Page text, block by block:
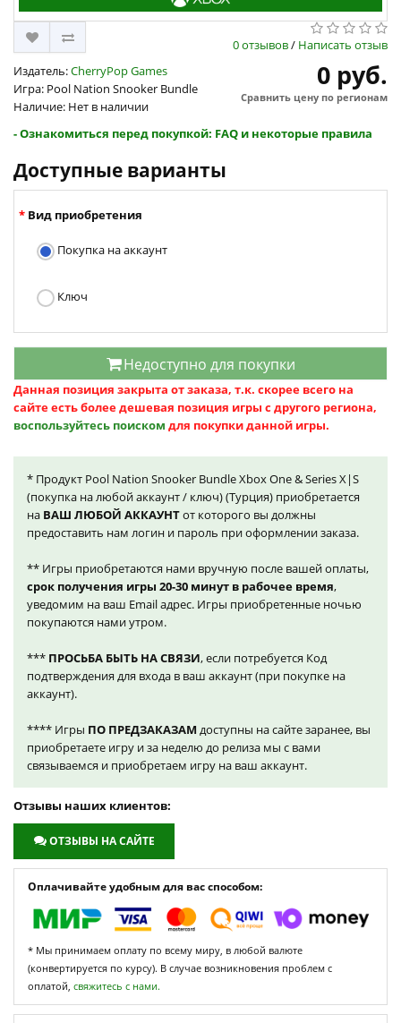
0 отзывов/ Написать отзыв
Издатель:CherryPop Games
Игра: Pool Nation Snooker Bundle
Наличие: Нет в наличии
0 руб.
Сравнить цену по регионам
- Ознакомиться перед покупкой: FAQ и некоторые правила
Доступные варианты
Вид приобретения
Покупка на аккаунт
Ключ
Недоступно для покупки
Данная позиция закрыта от заказа, т.к. скорее всего на
сайте есть более дешевая позиция игры с другого региона,
воспользуйтесь поиском для покупки данной игры.
* Продукт Pool Nation Snooker Bundle Xbox One & Series X|S
(покупка на любой аккаунт / ключ) (Турция) приобретается
на ВАШ ЛЮБОЙ АККАУНТот которого вы должны
предоставить нам логин и пароль при оформлении заказа.
** Игры приобретаются нами вручную после вашей оплаты,
срок получения игры 20-30 минут в рабочее время,
уведомим на ваш Email адрес. Игры приобретенные ночью
покупаются нами утром.
*** ПРОСЬБА БЫТЬ НА СВЯЗИ, если потребуется Код
подтверждения для входа в ваш аккаунт (при покупке на
аккаунт).
**** Игры ПО ПРЕДЗАКАЗАМ доступны на сайте заранее, вы
приобретаете игру и за неделю до релиза мы с вами
связываемся и приобретаем игру на ваш аккаунт.
Отзывы наших клиентов:
ОТЗЫВЫ НА САЙТЕ
Оплачивайте удобным для вас способом:
* Мы принимаем оплату по всему миру, в любой валюте
(конвертируется по курсу). В случае возникновения проблем с
оплатой, свяжитесь с нами.